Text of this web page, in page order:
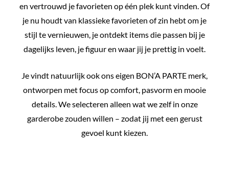
en vertrouwd je favorieten op één plek kunt vinden. Of
je nu houdt van klassieke favorieten of zin hebt om je
stijl te vernieuwen, je ontdekt items die passen bij je
dagelijks leven, je figuur en waar jij je prettig in voelt.
Je vindt natuurlijk ook ons eigen BON’A PARTE merk,
ontworpen met focus op comfort, pasvorm en mooie
details. We selecteren alleen wat we zelf in onze
garderobe zouden willen – zodat jij met een gerust
gevoel kunt kiezen.